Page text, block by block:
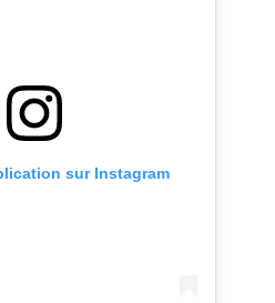
sur Instagram